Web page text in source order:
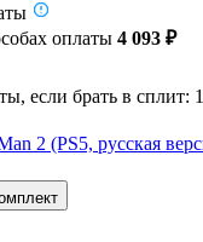
оплаты 4 093 ₽
если брать в сплит:
2 (PS5, русская